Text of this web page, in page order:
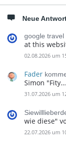
Neue
google travel
at this
02.08.2026 um
Fader
Simon "Fity…
31.07.2026 um
wie diese"
22.07.2026 um